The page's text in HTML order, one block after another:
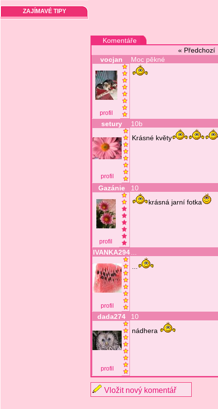
ZAJÍMAVÉ TIPY
Komentáře
«
vocjan
Moc pěkné
profil
setury 10b
profil
Krásné květy
Gazánie 10
profil
krásná jarní fotka
IVANKA294
profil
dada274 10
profil
nádhera
Vložit nový komentář